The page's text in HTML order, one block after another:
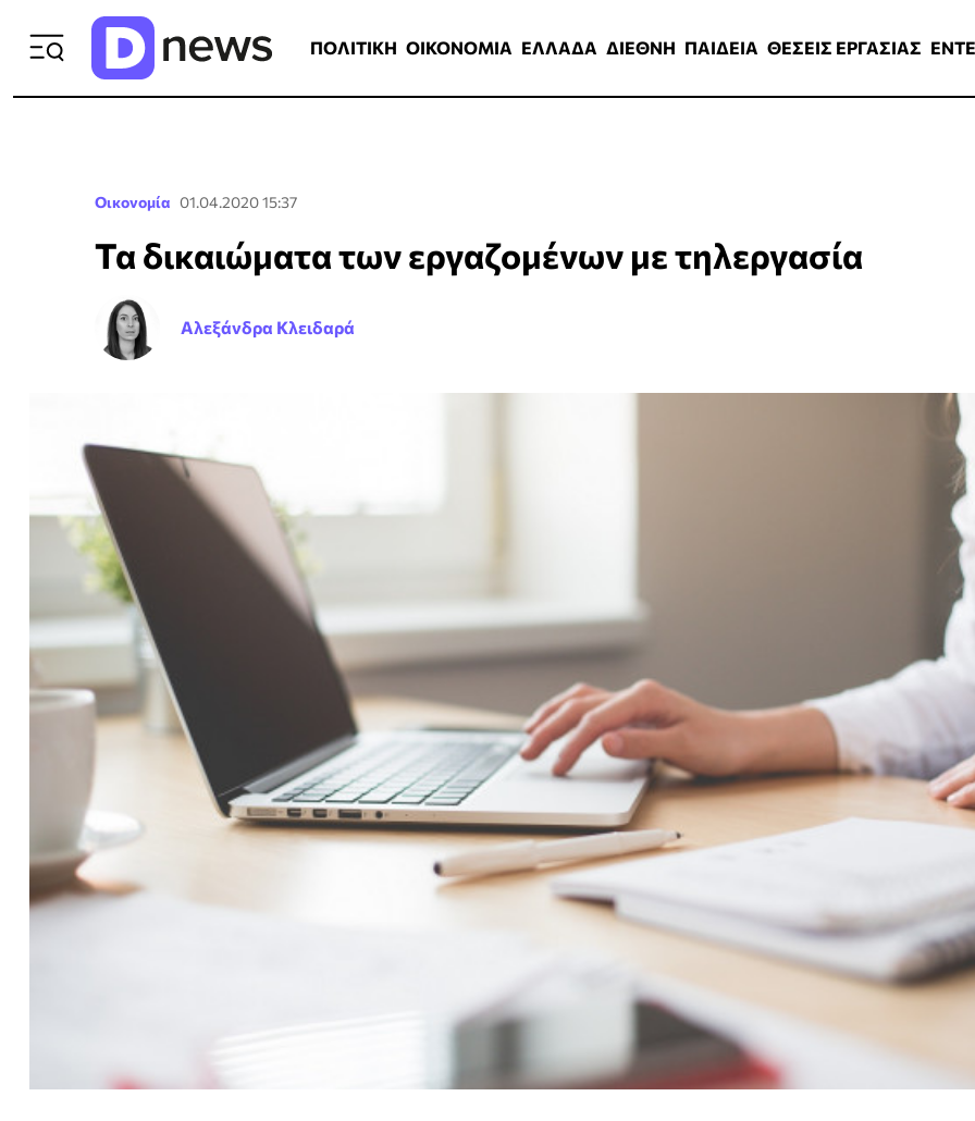
ΠΟΛΙΤΙΚΗ ΟΙΚΟΝΟΜΙΑ ΕΛΛΑΔΑ ΔΙΕΘΝΗ ΠΑΙΔΕΙΑ ΘΕΣΕΙΣ ΕΡΓΑΣΙΑΣ
Οικονομία 01.04.2020 15:37
Τα δικαιώματα των εργαζομένων με τηλεργασία
Αλεξάνδρα Κλειδαρά